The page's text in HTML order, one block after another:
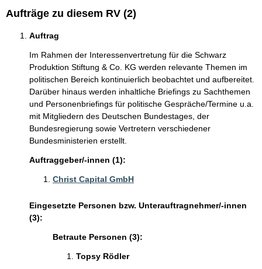
Aufträge zu diesem RV (2)
Auftrag
Im Rahmen der Interessenvertretung für die Schwarz
Produktion Stiftung & Co. KG werden relevante Themen im
politischen Bereich kontinuierlich beobachtet und aufbereitet.
Darüber hinaus werden inhaltliche Briefings zu Sachthemen
und Personenbriefings für politische Gespräche/Termine u.a.
mit Mitgliedern des Deutschen Bundestages, der
Bundesregierung sowie Vertretern verschiedener
Bundesministerien erstellt.
Auftraggeber/-innen (1):
Christ Capital GmbH
Eingesetzte Personen bzw. Unterauftragnehmer/-innen
(3):
Betraute Personen (3):
Topsy Rödler